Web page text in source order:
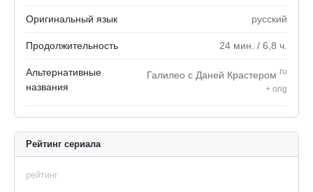
Оригинальный язык русский
Продолжительность 24 мин. / 6,8 ч.
Альтернативные
названия
Галилео с Даней Крастером ru
+ orig
Рейтинг сериала
рейтинг